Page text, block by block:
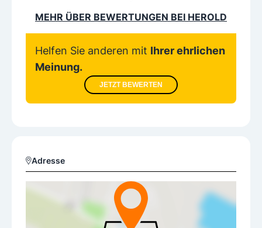
MEHR ÜBER BEWERTUNGEN BEI HEROLD
Helfen Sie anderen mit Ihrer ehrlichen
Meinung.
JETZT BEWERTEN
Adresse